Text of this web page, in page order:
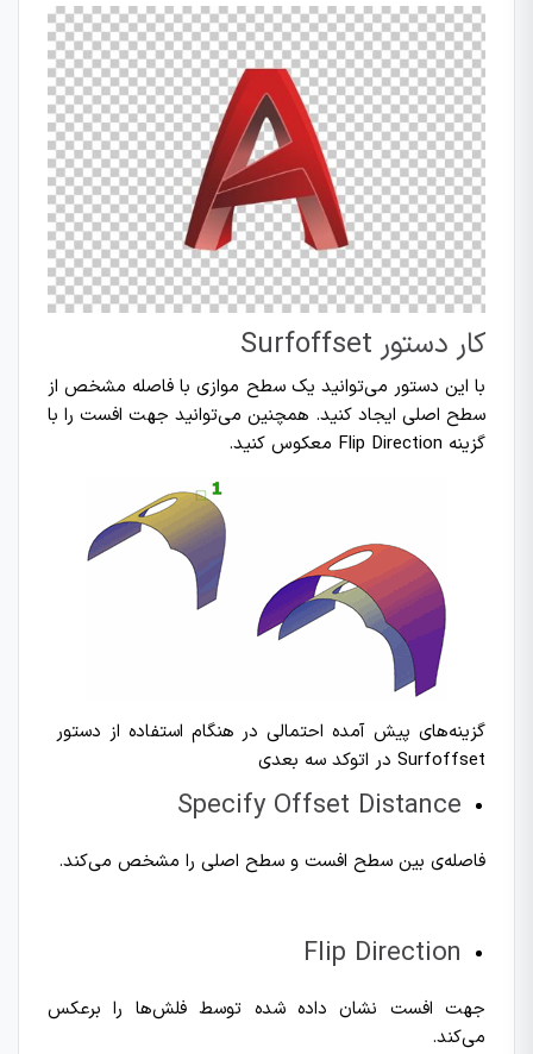
کار دستور Surfoffset
با این دستور می‌توانید یک سطح موازی با فاصله مشخص از
سطح اصلی ایجاد کنید. همچنین می‌توانید جهت افست را با
گزینه Flip Direction معکوس کنید.
گزینه‌های پیش آمده احتمالی در هنگام استفاده از دستور
Surfoffset در اتوکد سه بعدی
Specify Offset Distance
فاصله‌ی بین سطح افست و سطح اصلی را مشخص می‌کند.
Flip Direction
جهت افست نشان داده شده توسط فلش‌ها را برعکس
می‌کند.